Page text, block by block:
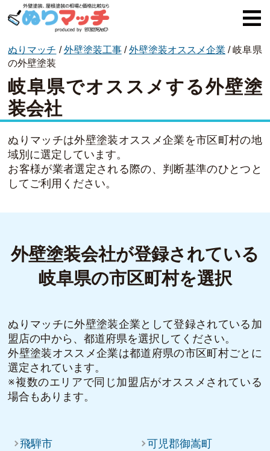
ぬりマッチとは
オススメ企業
費用と相場
外壁塗装
屋根塗装
ぬりマッチ /外壁塗装工事/外壁塗装オススメ企業 /岐阜県
の外壁塗装
岐阜県でオススメする外壁塗
装会社
ぬりマッチは外壁塗装オススメ企業を市区町村の地
域別に選定しています。
お客様が業者選定される際の、判断基準のひとつと
してご利用ください。
外壁塗装会社が登録されている
岐阜県の市区町村を選択
ぬりマッチに外壁塗装企業として登録されている加
盟店の中から、都道府県を選択してください。
外壁塗装オススメ企業は都道府県の市区町村ごとに
選定されています。
※複数のエリアで同じ加盟店がオススメされている
場合もあります。
飛騨市 可児郡御嵩町